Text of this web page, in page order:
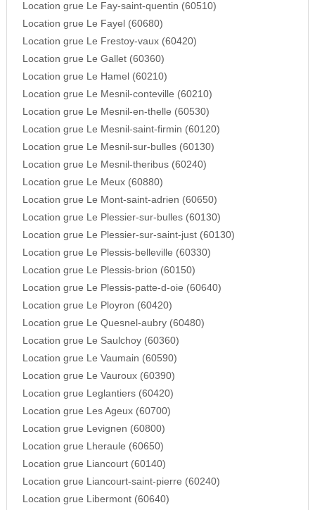
Location grue Le Fay-saint-quentin (60510)
Location grue Le Fayel (60680)
Location grue Le Frestoy-vaux (60420)
Location grue Le Gallet (60360)
Location grue Le Hamel (60210)
Location grue Le Mesnil-conteville (60210)
Location grue Le Mesnil-en-thelle (60530)
Location grue Le Mesnil-saint-firmin (60120)
Location grue Le Mesnil-sur-bulles (60130)
Location grue Le Mesnil-theribus (60240)
Location grue Le Meux (60880)
Location grue Le Mont-saint-adrien (60650)
Location grue Le Plessier-sur-bulles (60130)
Location grue Le Plessier-sur-saint-just (60130)
Location grue Le Plessis-belleville (60330)
Location grue Le Plessis-brion (60150)
Location grue Le Plessis-patte-d-oie (60640)
Location grue Le Ployron (60420)
Location grue Le Quesnel-aubry (60480)
Location grue Le Saulchoy (60360)
Location grue Le Vaumain (60590)
Location grue Le Vauroux (60390)
Location grue Leglantiers (60420)
Location grue Les Ageux (60700)
Location grue Levignen (60800)
Location grue Lheraule (60650)
Location grue Liancourt (60140)
Location grue Liancourt-saint-pierre (60240)
Location grue Libermont (60640)